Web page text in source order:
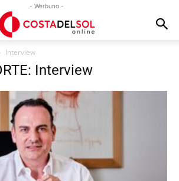
- Werbung -
Interview
Interview